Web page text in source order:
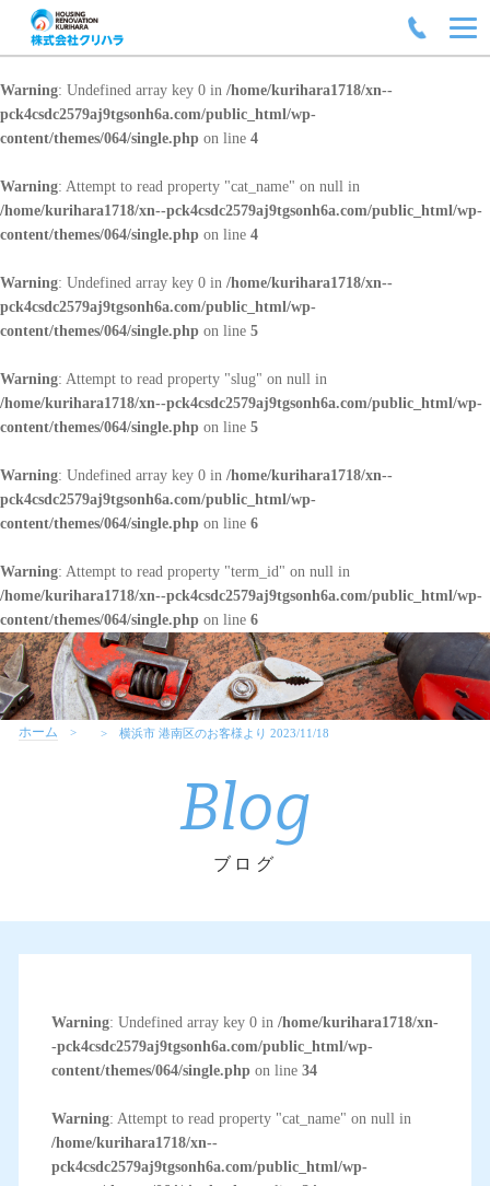
Warning: Undefined array key 0 in /home/kurihara1718/xn--
pck4csdc2579aj9tgsonh6a.com/public_html/wp-
content/themes/064/single.php on line 4
Warning: Attempt to read property "cat_name" on null in
/home/kurihara1718/xn--pck4csdc2579aj9tgsonh6a.com/public_html/wp-
content/themes/064/single.php on line 4
Warning: Undefined array key 0 in /home/kurihara1718/xn--
pck4csdc2579aj9tgsonh6a.com/public_html/wp-
content/themes/064/single.php on line 5
Warning: Attempt to read property "slug" on null in
/home/kurihara1718/xn--pck4csdc2579aj9tgsonh6a.com/public_html/wp-
content/themes/064/single.php on line 5
Warning: Undefined array key 0 in /home/kurihara1718/xn--
pck4csdc2579aj9tgsonh6a.com/public_html/wp-
content/themes/064/single.php on line 6
Warning: Attempt to read property "term_id" on null in
/home/kurihara1718/xn--pck4csdc2579aj9tgsonh6a.com/public_html/wp-
content/themes/064/single.php on line 6
ホーム 横浜市 港南区のお客様より 2023/11/18
Blog
ブログ
Warning: Undefined array key 0 in /home/kurihara1718/xn-
-pck4csdc2579aj9tgsonh6a.com/public_html/wp-
content/themes/064/single.phpon line 34
Warning: Attempt to read property "cat_name" on null in
/home/kurihara1718/xn--
pck4csdc2579aj9tgsonh6a.com/public_html/wp-